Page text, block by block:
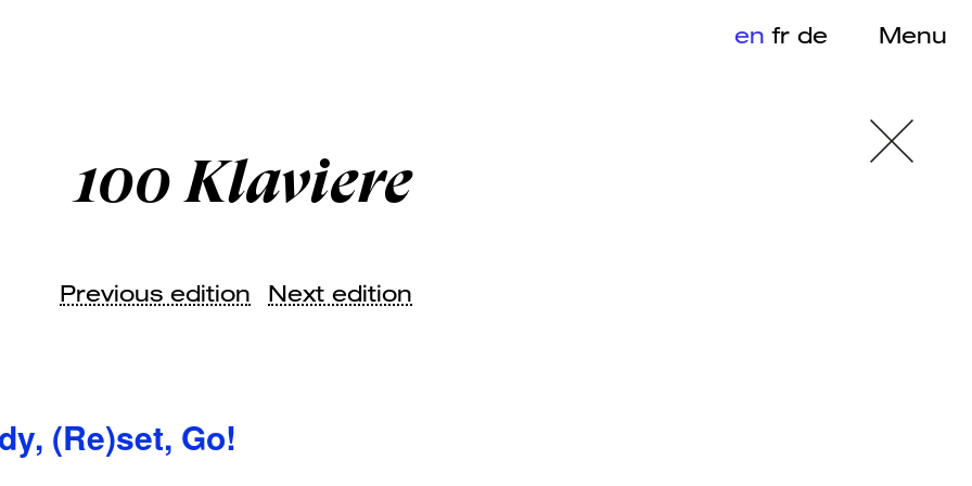
en fr de Menu
100 Klaviere
Previous edition Next edition
(Re)set, Go!